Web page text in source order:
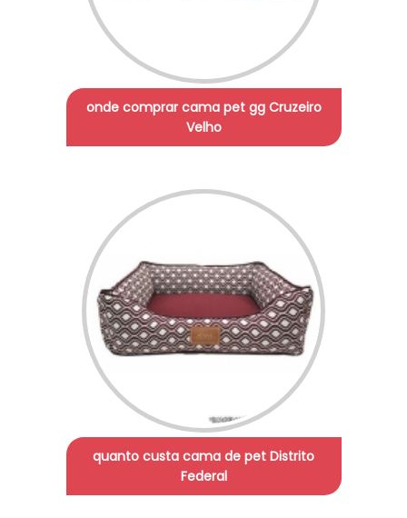
onde comprar cama pet gg Cruzeiro
Velho
quanto custa cama de pet Distrito
Federal